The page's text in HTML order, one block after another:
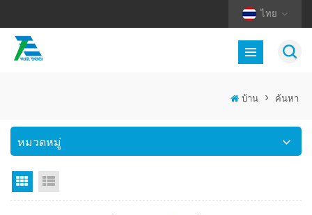
ไทย
บ้าน > ค้นหา
หมวดหมู่
มุมมองตาราง